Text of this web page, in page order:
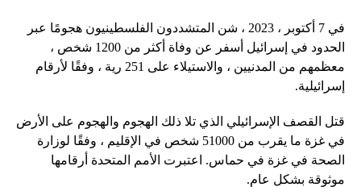
في 7 أكتوبر ، 2023 ، شن المتشددون الفلسطينيون هجومًا عبر
الحدود في إسرائيل أسفر عن وفاة أكثر من 1200 شخص ،
معظمهم من المدنيين ، والاستيلاء على 251 رية ، وفقًا لأرقام
إسرائيلية.
قتل القصف الإسرائيلي الذي تلا ذلك الهجوم والهجوم على الأرض
في غزة ما يقرب من 51000 شخص في الإقليم ، وفقًا لوزارة
الصحة في غزة في حماس. اعتبرت الأمم المتحدة أرقامها
موثوقة بشكل عام.